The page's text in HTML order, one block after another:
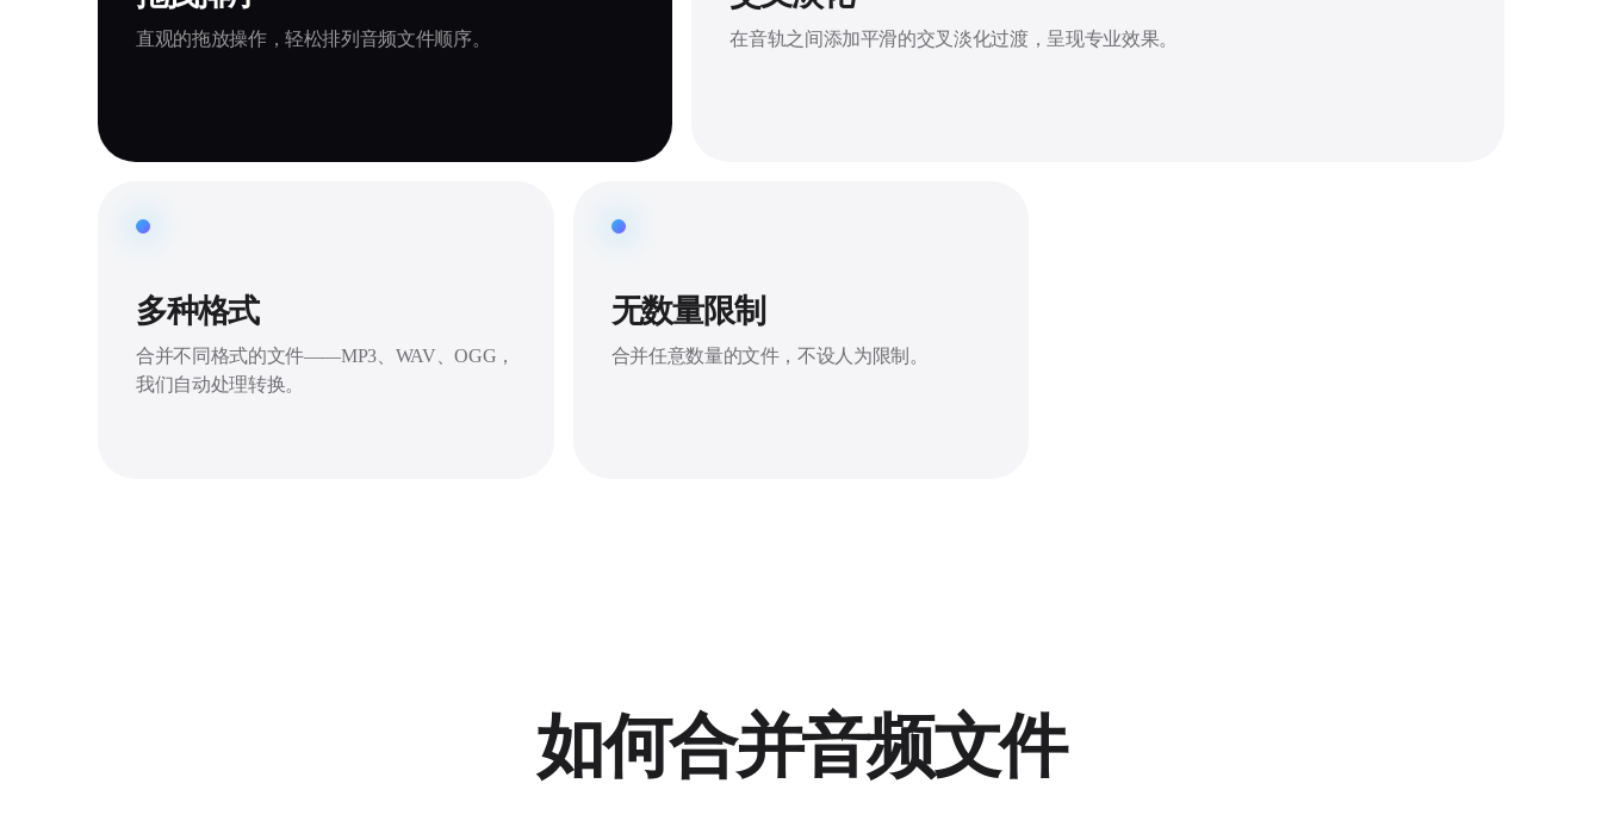
直观的拖放操作，轻松排列音频文件顺序。 在音轨之间添加平滑的交叉淡化过渡，呈现专业效果。
多种格式
合并不同格式的文件——MP3、WAV、OGG，
我们自动处理转换。
无数量限制
合并任意数量的文件，不设人为限制。
如何合并音频文件